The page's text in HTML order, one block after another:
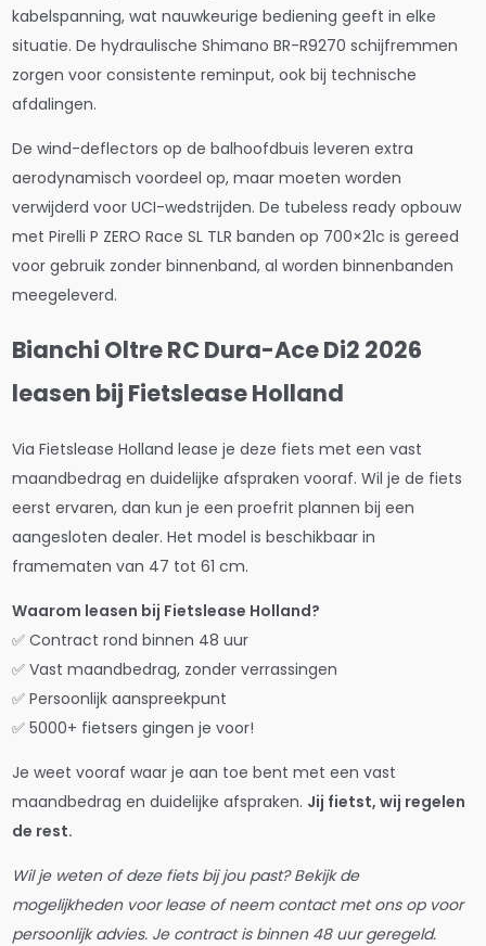
kabelspanning, wat nauwkeurige bediening geeft in elke
situatie. De hydraulische Shimano BR-R9270 schijfremmen
zorgen voor consistente reminput, ook bij technische
afdalingen.
De wind-deflectors op de balhoofdbuis leveren extra
aerodynamisch voordeel op, maar moeten worden
verwijderd voor UCI-wedstrijden. De tubeless ready opbouw
met Pirelli P ZERO Race SL TLR banden op 700×21c is gereed
voor gebruik zonder binnenband, al worden binnenbanden
meegeleverd.
Bianchi Oltre RC Dura-Ace Di2 2026
leasen bij Fietslease Holland
Via Fietslease Holland lease je deze fiets met een vast
maandbedrag en duidelijke afspraken vooraf. Wil je de fiets
eerst ervaren, dan kun je een proefrit plannen bij een
aangesloten dealer. Het model is beschikbaar in
framematen van 47 tot 61 cm.
Waarom leasen bij Fietslease Holland?
✅ Contract rond binnen 48 uur
✅ Vast maandbedrag, zonder verrassingen
✅ Persoonlijk aanspreekpunt
✅ 5000+ fietsers gingen je voor!
Je weet vooraf waar je aan toe bent met een vast
maandbedrag en duidelijke afspraken. Jij fietst, wij regelen
de rest.
Wil je weten of deze fiets bij jou past? Bekijk de
mogelijkheden voor lease of neem contact met ons op voor
persoonlijk advies. Je contract is binnen 48 uur geregeld.